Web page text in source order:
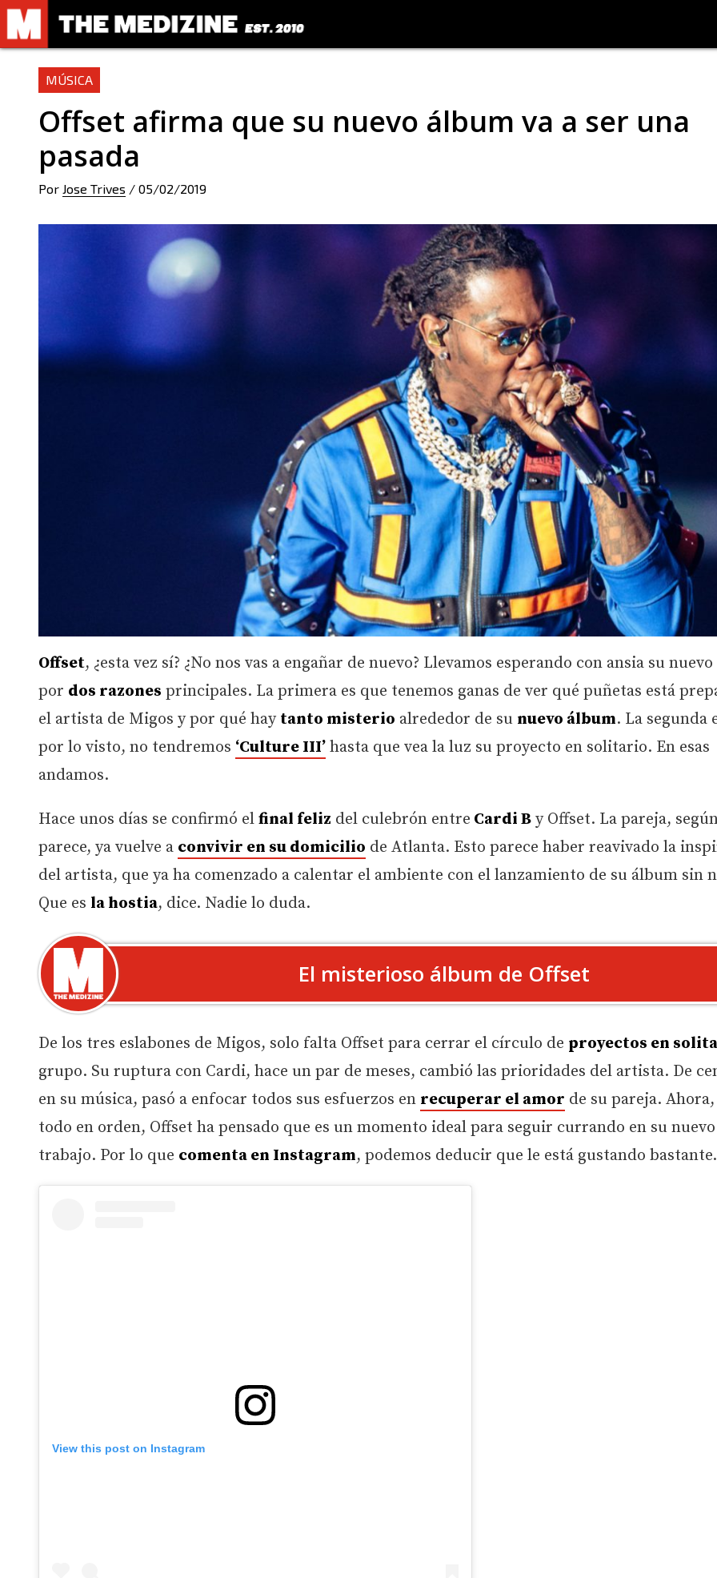
MÚSICA
Offset afirma que su nuevo álbum va a ser una
pasada
Por Jose Trives / 05/02/2019
Offset, ¿esta vez sí? ¿No nos vas a engañar de nuevo? Llevamos esperando con ansia su
por dos razones principales. La primera es que tenemos ganas de ver qué puñetas está
el artista de Migos y por qué hay tanto misterio alrededor de su nuevo álbum. La segunda
por lo visto, no tendremos ‘Culture III’ hasta que vea la luz su proyecto en solitario. En esas
andamos.
Hace unos días se confirmó el final feliz del culebrón entre Cardi B y Offset. La pareja,
parece, ya vuelve a convivir en su domicilio de Atlanta. Esto parece haber reavivado la
del artista, que ya ha comenzado a calentar el ambiente con el lanzamiento de su álbum sin
Que es la hostia, dice. Nadie lo duda.
El misterioso álbum de Offset
De los tres eslabones de Migos, solo falta Offset para cerrar el círculo de proyectos en
grupo. Su ruptura con Cardi, hace un par de meses, cambió las prioridades del artista. De
en su música, pasó a enfocar todos sus esfuerzos en recuperar el amor de su pareja.
todo en orden, Offset ha pensado que es un momento ideal para seguir currando en su nuevo
trabajo. Por lo que comenta en Instagram, podemos deducir que le está gustando bastante.
View this post on Instagram